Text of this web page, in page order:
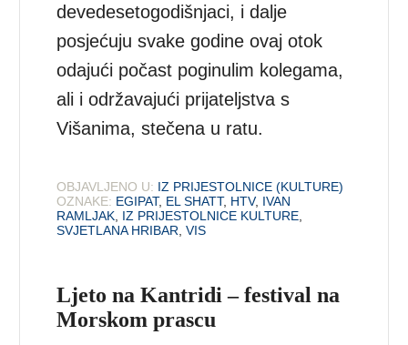
devedesetogodišnjaci, i dalje
posjećuju svake godine ovaj otok
odajući počast poginulim kolegama,
ali i održavajući prijateljstva s
Višanima, stečena u ratu.
OBJAVLJENO U: IZ PRIJESTOLNICE (KULTURE)
OZNAKE: EGIPAT, EL SHATT, HTV, IVAN
RAMLJAK IZ PRIJESTOLNICE KULTURE
SVJETLANA HRIBAR ,VIS
Ljeto na Kantridi – festival na
Morskom prascu